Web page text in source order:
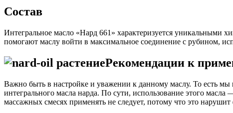
Состав
Интегральное масло «Нард 661» характеризуется уникальными
помогают маслу войти в максимальное соединение с рубином,
Рекомендации к
Важно быть в настройке и уважении к данному маслу. То есть мы
интегрального масла нарда. По сути, использование этого
массажных смесях применять не следует, потому что это